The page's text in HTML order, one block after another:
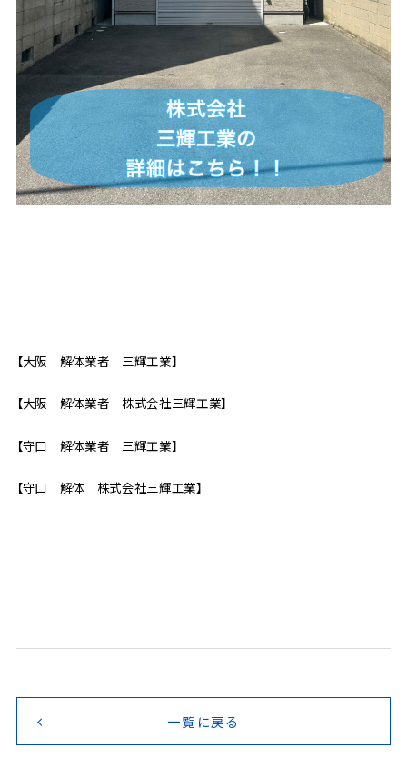
【大阪 解体業者 三輝工業】
【大阪 解体業者 株式会社三輝工業】
【守口 解体業者 三輝工業】
【守口 解体 株式会社三輝工業】
一覧に戻る